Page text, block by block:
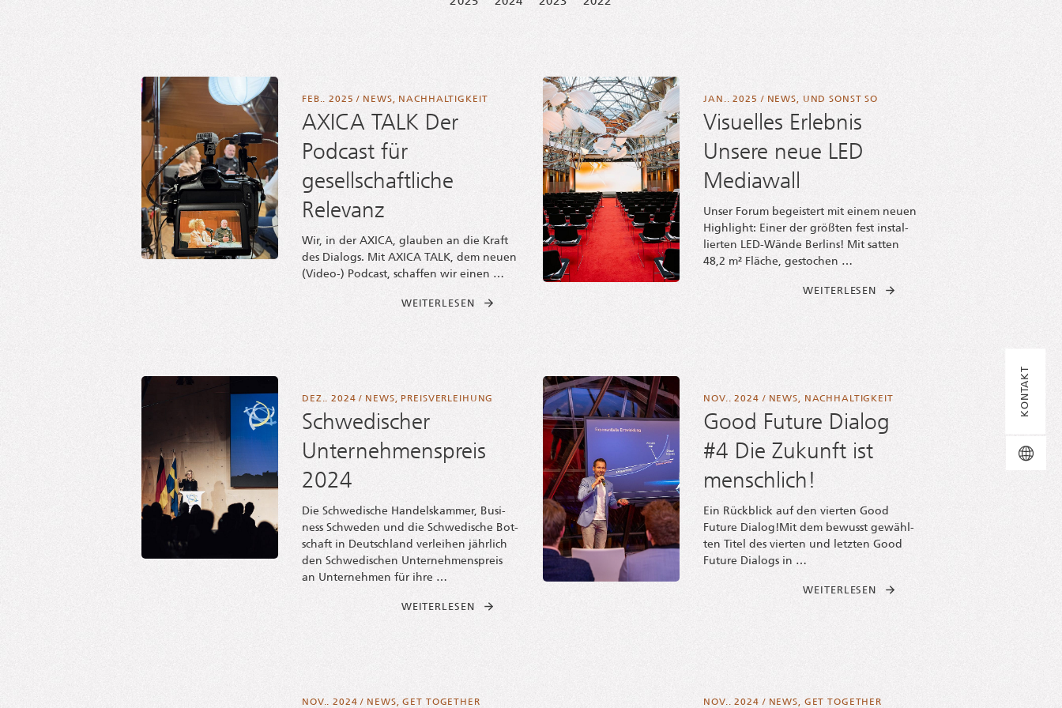
KONTAKT
EN
FEB.. 2025 / NEWS, NACHHALTIGKEIT
AXICA TALK Der
Podcast für
gesellschaftliche
Relevanz
Wir, in der AXICA, glau­ben an die Kraft
des Dia­logs. Mit AXICA TALK, dem neu­en
(Video-) Pod­cast, schaf­fen wir einen …
WEI­TER­LE­SENFROM AXICA TALK | DER POD­CAST FÜR GESELL­SCHAFT­LI­CHE RELEVANZ
JAN.. 2025 / NEWS, UND SONST SO
Visuelles Erlebnis
Unsere neue LED
Mediawall
Unser Forum begeis­tert mit einem neu­en
High­light: Einer der größ­ten fest instal­
lier­ten LED-Wän­­de Ber­lins! Mit sat­ten
48,2 m² Flä­che, gestochen …
WEI­TER­LE­SEN FROM VISU­EL­LES ERLEB­NIS |
DEZ.. 2024 / NEWS, PREISVERLEIHUNG
Schwedischer
Unternehmenspreis
2024
Die Schwe­di­sche Han­dels­kam­mer, Busi­
ness Schwe­den und die Schwe­di­sche Bot­
schaft in Deutsch­land ver­lei­hen jähr­lich
den Schwe­di­schen Unter­neh­mens­preis
an Unter­neh­men für ihre …
WEI­TER­LE­SENFROM SCHWE­DI­SCHER UNTER­NEH­MENS­PREIS | 2024
NOV.. 2024 / NEWS, NACHHALTIGKEIT
Good Future Dialog
#4 Die Zukunft ist
menschlich!
Ein Rück­blick auf den vier­ten Good
Future Dia­log!Mit dem bewusst gewähl­
ten Titel des vier­ten und letz­ten Good
Future Dia­logs in …
WEI­TER­LE­SEN FROM GOOD FUTURE DIA­LOG #4
NOV.. 2024 / NEWS,GET TOGETHER NOV.. 2024 / NEWS, GET TOGETHER